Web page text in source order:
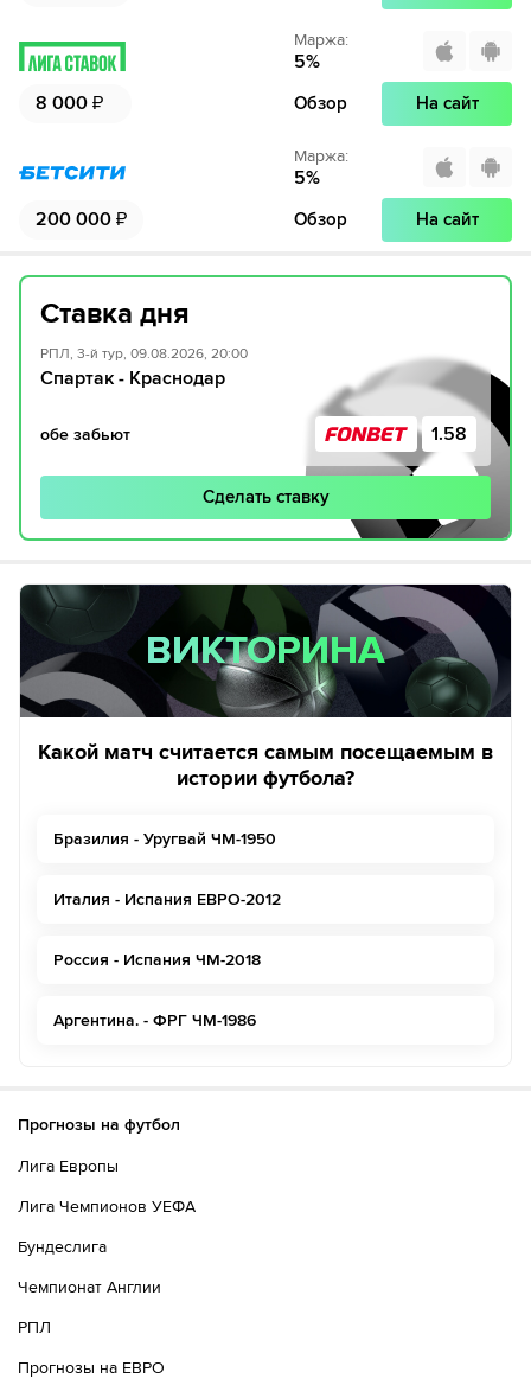
8 000 ₽
Маржа:
5%
Обзор На сайт
200 000 ₽
Маржа:
5%
Обзор На сайт
Ставка дня
РПЛ, 3-й тур, 09.08.2026, 20:00
Спартак - Краснодар
обе забьют 1.58
Сделать ставку
ВИКТОРИНА
ВИКТОРИНА
Какой матч считается самым посещаемым в
истории футбола?
Бразилия - Уругвай ЧМ-1950
Италия - Испания ЕВРО-2012
Россия - Испания ЧМ-2018
Аргентина. - ФРГ ЧМ-1986
Прогнозы на футбол
Лига Европы
Лига Чемпионов УЕФА
Бундеслига
Чемпионат Англии
РПЛ
Прогнозы на ЕВРО